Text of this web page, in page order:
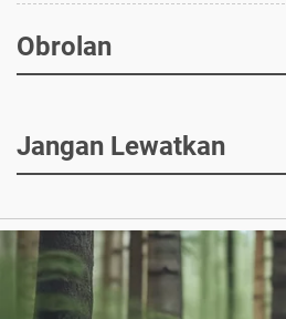
Obrolan
Jangan Lewatkan